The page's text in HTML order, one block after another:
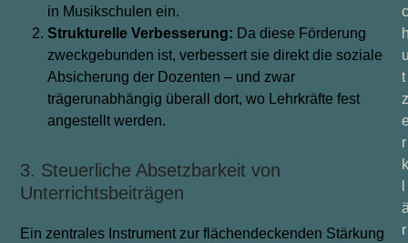
in Musikschulen ein.
StrukturelleVerbesserung: Da diese Förderung
zweckgebunden ist, verbessert sie direkt die soziale
Absicherung der Dozenten – und zwar
trägerunabhängig überall dort, wo Lehrkräfte fest
angestellt werden.
3. Steuerliche Absetzbarkeit von
Unterrichtsbeiträgen
Ein zentrales Instrument zur flächendeckenden Stärkung
c
t
z
r
k
r